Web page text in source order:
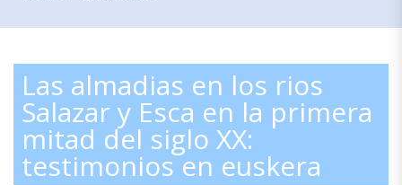
Las almadias en los rios
Salazar y Esca en la primera
mitad del siglo XX:
testimonios en euskera